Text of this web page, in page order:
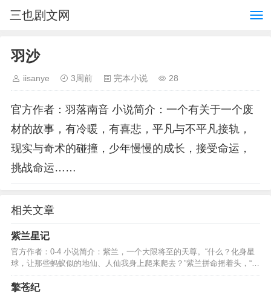
三也剧文网
羽沙
iisanye 3周前 完本小说 28
官方作者：羽落南音 小说简介：一个有关于一个废
材的故事，有冷暖，有喜悲，平凡与不平凡接轨，
现实与奇术的碰撞，少年慢慢的成长，接受命运，
挑战命运……
相关文章
紫兰星记
官方作者：0-4 小说简介：紫兰，一个大限将至的天尊。“什么？化身星
球，让那些蚂蚁似的地仙、人仙我身上爬来爬去？”紫兰拼命摇着头，“不
干，我不干。”…
擎苍纪